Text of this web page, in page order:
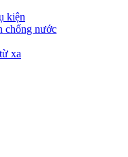
kiện
chống nước
xa